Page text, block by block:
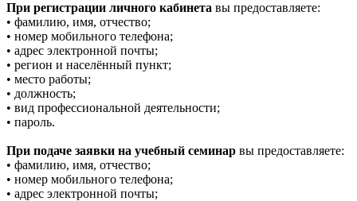
При регистрации личного кабинета вы предоставляете:
• фамилию, имя, отчество;
• номер мобильного телефона;
• адрес электронной почты;
• регион и населённый пункт;
• место работы;
• должность;
• вид профессиональной деятельности;
• пароль.
При подаче заявки на учебный семинар вы предоставляете:
• фамилию, имя, отчество;
• номер мобильного телефона;
• адрес электронной почты;